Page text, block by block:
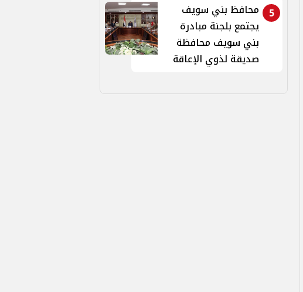
5
محافظ بني سويف
يجتمع بلجنة مبادرة
بني سويف محافظة
صديقة لذوي الإعاقة